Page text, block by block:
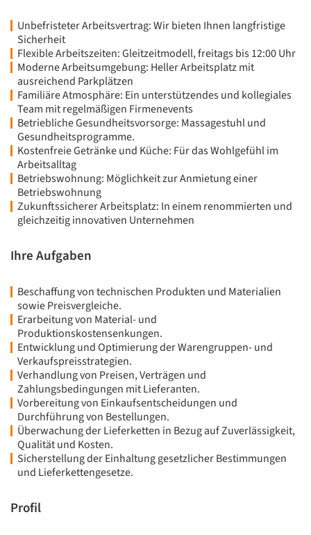
Unbefristeter Arbeitsvertrag: Wir bieten Ihnen langfristige
Sicherheit
Flexible Arbeitszeiten: Gleitzeitmodell, freitags bis 12:00 Uhr
Moderne Arbeitsumgebung: Heller Arbeitsplatz mit
ausreichend Parkplätzen
Familiäre Atmosphäre: Ein unterstützendes und kollegiales
Team mit regelmäßigen Firmenevents
Betriebliche Gesundheitsvorsorge: Massagestuhl und
Gesundheitsprogramme.
Kostenfreie Getränke und Küche: Für das Wohlgefühl im
Arbeitsalltag
Betriebswohnung: Möglichkeit zur Anmietung einer
Betriebswohnung
Zukunftssicherer Arbeitsplatz: In einem renommierten und
gleichzeitig innovativen Unternehmen
Ihre Aufgaben
Beschaffung von technischen Produkten und Materialien
sowie Preisvergleiche.
Erarbeitung von Material- und
Produktionskostensenkungen.
Entwicklung und Optimierung der Warengruppen- und
Verkaufspreisstrategien.
Verhandlung von Preisen, Verträgen und
Zahlungsbedingungen mit Lieferanten.
Vorbereitung von Einkaufsentscheidungen und
Durchführung von Bestellungen.
Überwachung der Lieferketten in Bezug auf Zuverlässigkeit,
Qualität und Kosten.
Sicherstellung der Einhaltung gesetzlicher Bestimmungen
und Lieferkettengesetze.
Profil